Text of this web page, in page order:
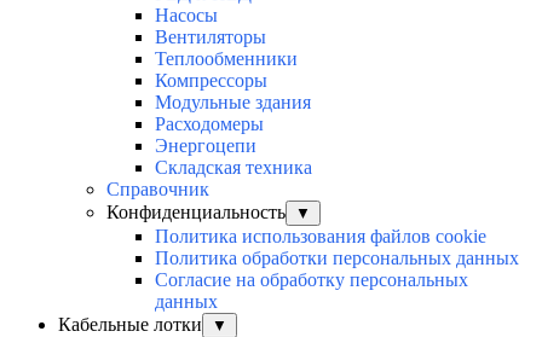
Насосы
Вентиляторы
Теплообменники
Компрессоры
Модульные здания
Расходомеры
Энергоцепи
Складская техника
Справочник
Конфиденциальность
▼
Политика использования файлов cookie
Политика обработки персональных данных
Согласие на обработку персональных
данных
Кабельные лотки
▼